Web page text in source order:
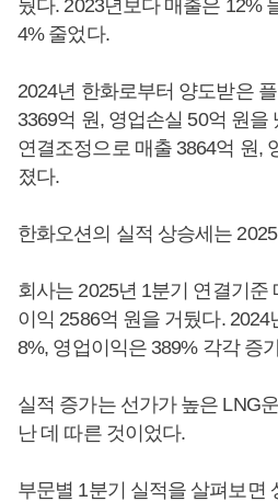
뒀다. 2023년보다 매출은 12%
4% 줄었다.
2024년 한화로부터 양도받은
3369억 원, 영업손실 50억 원을
연결조정으로 매출 3864억 원,
졌다.
한화오션의 실적 상승세는
회사는 2025년 1분기 연결기준
이익 2586억 원을 거뒀다.
8%, 영업이익은 389% 각각 증
실적 증가는 선가가 높은 LNG
난 데 따른 것이었다.
부문별 1분기 실적을 살펴보면